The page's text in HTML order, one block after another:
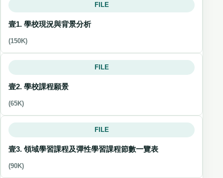
FILE
壹1. 學校現況與背景分析
(150K)
FILE
壹2. 學校課程願景
(65K)
FILE
壹3. 領域學習課程及彈性學習課程節數一覽表
(90K)